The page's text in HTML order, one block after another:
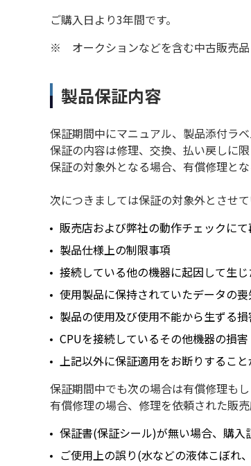
ご購入日より3年間です。
※
オークションなどを含む中古販売
製品保証内容
保証期間中にマニュアル、製品添付ラ
保証の内容は修理、交換、払い戻しに限
保証の対象外となる場合、有償修理と
次につきましては保証の対象外とさせて
販売店および弊社の動作チェックに
製品仕様上の制限事項
接続している他の機器に起因して生
使用製品に保持されていたデータの
製品の使用及び使用不能から生ずる
CPUを接続しているその他機器の損害
上記以外に保証適用をお断りするこ
保証期間中でも次の場合は有償修理も
有償修理の場合、修理を依頼された販
保証書(保証シール)が無い場合、購
ご使用上の誤り(水などの液体こぼれ